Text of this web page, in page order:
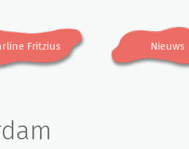
Fritzius Nieuws